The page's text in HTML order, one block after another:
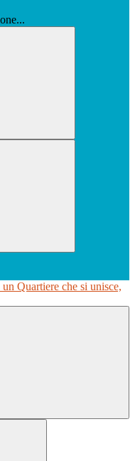
un Quartiere che si unisce,